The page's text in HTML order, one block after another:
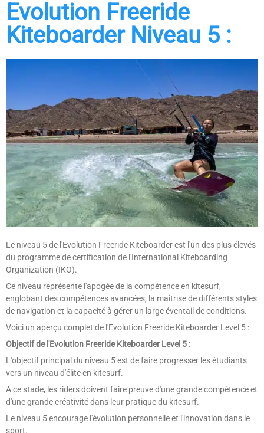
Evolution Freeride
Kiteboarder Niveau 5 :
Le niveau 5 de l'Evolution Freeride Kiteboarder est l'un des plus élevés
du programme de certification de l'International Kiteboarding
Organization (IKO).
Ce niveau représente l'apogée de la compétence en kitesurf,
englobant des compétences avancées, la maîtrise de différents styles
de navigation et la capacité à gérer un large éventail de conditions.
Voici un aperçu complet de l'Evolution Freeride Kiteboarder Level 5 :
Objectif de l'Evolution Freeride Kiteboarder Level 5 :
L'objectif principal du niveau 5 est de faire progresser les étudiants
vers un niveau d'élite en kitesurf.
A ce stade, les riders doivent faire preuve d'une grande compétence et
d'une grande créativité dans leur pratique du kitesurf.
Le niveau 5 encourage l'évolution personnelle et l'innovation dans le
sport.